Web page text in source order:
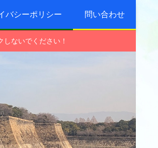
バシーポリシー 問い合わせ
ないでください！